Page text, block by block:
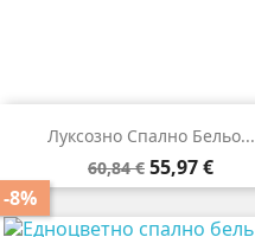
Луксозно Спално Бельо...
Редовна
цена
60,84 €
-8%
Цена
55,97 €